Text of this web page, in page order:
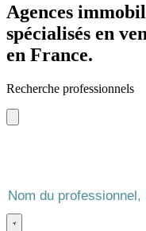
Agences
spécialisés en
en France.
Recherche professionnels